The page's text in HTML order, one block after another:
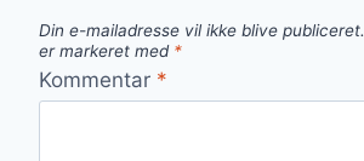
Din e-mailadresse vil ikke blive publiceret.
er markeret med *
Kommentar *